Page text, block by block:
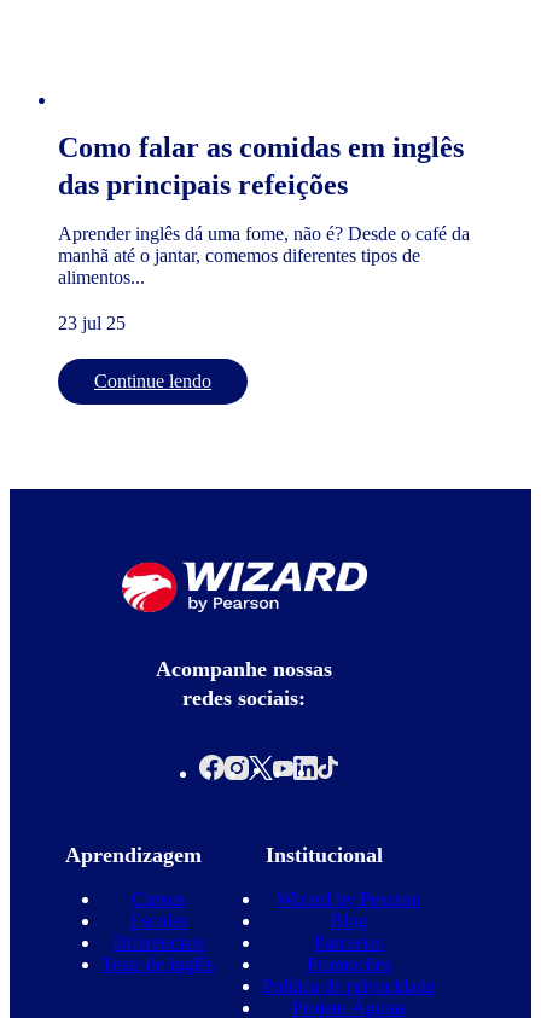
Como falar as comidas em inglês
das principais refeições
Aprender inglês dá uma fome, não é? Desde o café da
manhã até o jantar, comemos diferentes tipos de
alimentos...
23 jul 25
Continue lendo
Acompanhe nossas
redes sociais:
Aprendizagem
Cursos
Escolas
Diferenciais
Teste de inglês
Institucional
Wizard by Pearson
Blog
Parcerias
Promoções
Política de privacidade
Projeto Águias